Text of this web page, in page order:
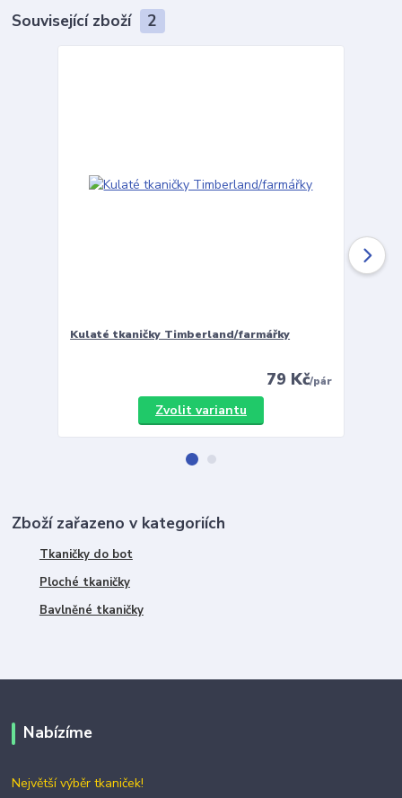
Související zboží 2
Kulaté tkaničky Timberland/farmářky
79 Kč/pár
Zvolit variantu
Zboží zařazeno v kategoriích
Tkaničky do bot
Ploché tkaničky
Bavlněné tkaničky
Nabízíme
Největší výběr tkaniček!